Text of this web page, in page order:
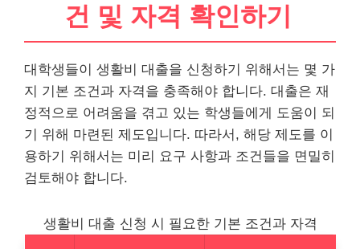
건 및 자격 확인하기
대학생들이 생활비 대출을 신청하기 위해서는 몇 가
지 기본 조건과 자격을 충족해야 합니다. 대출은 재
정적으로 어려움을 겪고 있는 학생들에게 도움이 되
기 위해 마련된 제도입니다. 따라서, 해당 제도를 이
용하기 위해서는 미리 요구 사항과 조건들을 면밀히
검토해야 합니다.
생활비 대출 신청 시 필요한 기본 조건과 자격